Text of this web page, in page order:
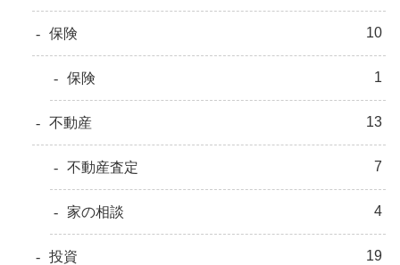
保険 10
保険 1
不動産 13
不動産査定 7
家の相談 4
投資 19